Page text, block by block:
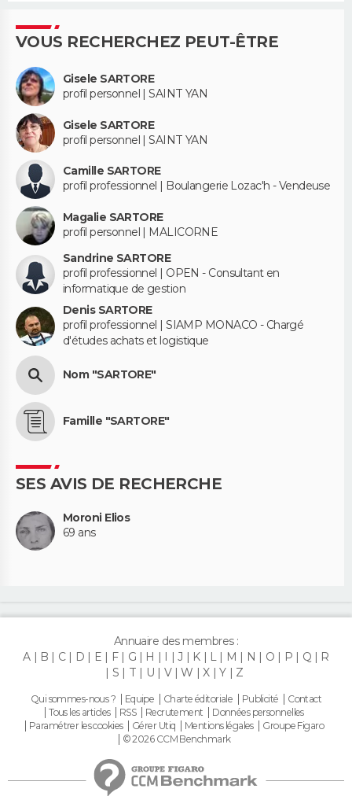
VOUS RECHERCHEZ PEUT-ÊTRE
Gisele SARTORE
profil personnel | SAINT YAN
Gisele SARTORE
profil personnel | SAINT YAN
Camille SARTORE
profil professionnel | Boulangerie Lozac'h - Vendeuse
Magalie SARTORE
profil personnel | MALICORNE
Sandrine SARTORE
profil professionnel | OPEN - Consultant en
informatique de gestion
Denis SARTORE
profil professionnel | SIAMP MONACO - Chargé
d'études achats et logistique
Nom "SARTORE"
Famille "SARTORE"
SES AVIS DE RECHERCHE
Moroni Elios
69 ans
Annuaire des membres :
A
B C D E F G H I J K L M N O P Q
R
S
T U V W X Y Z
Qui sommes-nous ? Equipe Charte éditoriale Publicité
Contact
Tous les articles
RSS Recrutement
Données personnelles
Paramétrer les cookies
Gérer Utiq Mentions légales
Groupe Figaro
© 2026 CCM Benchmark